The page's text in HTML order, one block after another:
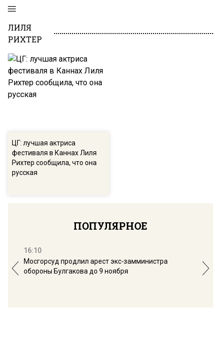
ЛИЛЯ
РИХТЕР
ЦГ: лучшая актриса
фестиваля в Каннах Лиля
Рихтер сообщила, что она
русская
ПОПУЛЯРНОЕ
16:10
Мосгорсуд продлил арест экс-замминистра
обороны Булгакова до 9 ноября